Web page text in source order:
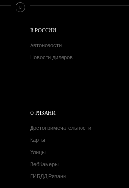
В РОССИИ
Автоновости
Новости дилеров
О РЯЗАНИ
Достопримечательности
Карты
Улицы
ВебКамеры
ГИБДД Рязани